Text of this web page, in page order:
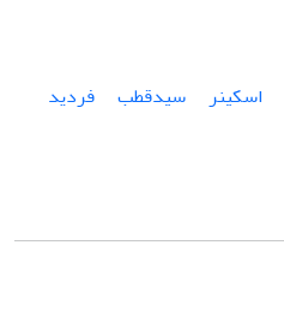
اسکینر سیدقطب
فردید